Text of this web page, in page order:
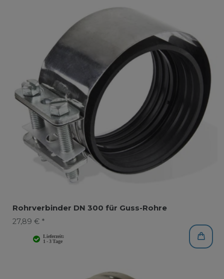
Rohrverbinder DN 300 für Guss-Rohre
27,89 € *